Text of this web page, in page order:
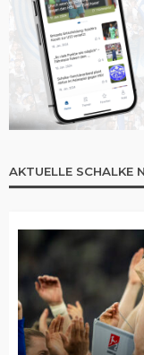
AKTUELLE SCHALKE